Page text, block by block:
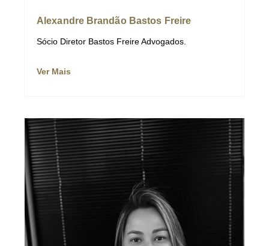
Alexandre Brandão Bastos Freire
Sócio Diretor Bastos Freire Advogados.
Ver Mais